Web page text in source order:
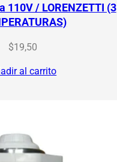
110V / LORENZETTI (3
$19,50
al carrito